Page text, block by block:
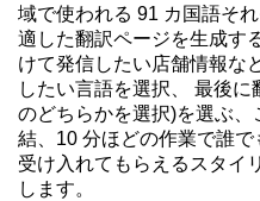
域で使われる 91 カ国語そ
適した翻訳ページを生成す
けて発信したい店舗情報な
したい言語を選択、 最後
のどちらかを選択)を選ぶ
結、10 分ほどの作業で誰
受け入れてもらえるスタイ
します。